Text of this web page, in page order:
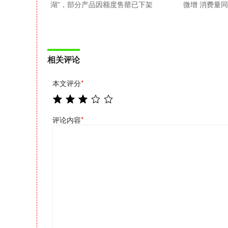
湖”，部分产品因额度售罄已下架
微增 消费量
相关评论
本文评分*
评论内容*